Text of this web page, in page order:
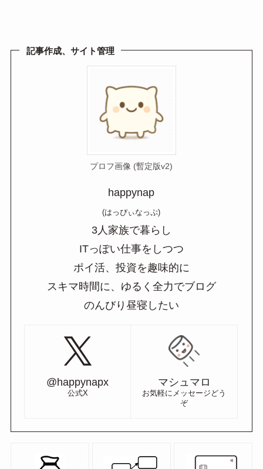
a
記事作成、サイト管理
プロフ画像 (暫定版v2)
happynap
(はっぴぃなっぷ)
3人家族で暮らし
ITっぽい仕事をしつつ
ポイ活、投資を趣味的に
スキマ時間に、ゆるく全力でブログ
のんびり昼寝したい
@happynapx
公式X
マシュマロ
お気軽にメッセージどう
ぞ